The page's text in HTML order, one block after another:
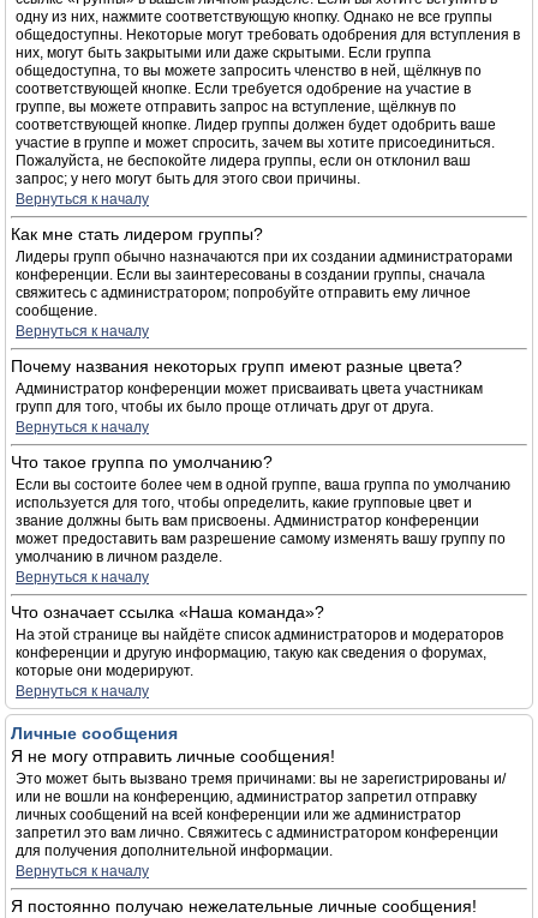
одну из них, нажмите соответствующую кнопку. Однако не все группы
общедоступны. Некоторые могут требовать одобрения для вступления в
них, могут быть закрытыми или даже скрытыми. Если группа
общедоступна, то вы можете запросить членство в ней, щёлкнув по
соответствующей кнопке. Если требуется одобрение на участие в
группе, вы можете отправить запрос на вступление, щёлкнув по
соответствующей кнопке. Лидер группы должен будет одобрить ваше
участие в группе и может спросить, зачем вы хотите присоединиться.
Пожалуйста, не беспокойте лидера группы, если он отклонил ваш
запрос; у него могут быть для этого свои причины.
Вернуться к началу
Как мне стать лидером группы?
Лидеры групп обычно назначаются при их создании администраторами
конференции. Если вы заинтересованы в создании группы, сначала
свяжитесь с администратором; попробуйте отправить ему личное
сообщение.
Вернуться к началу
Почему названия некоторых групп имеют разные цвета?
Администратор конференции может присваивать цвета участникам
групп для того, чтобы их было проще отличать друг от друга.
Вернуться к началу
Что такое группа по умолчанию?
Если вы состоите более чем в одной группе, ваша группа по умолчанию
используется для того, чтобы определить, какие групповые цвет и
звание должны быть вам присвоены. Администратор конференции
может предоставить вам разрешение самому изменять вашу группу по
умолчанию в личном разделе.
Вернуться к началу
Что означает ссылка «Наша команда»?
На этой странице вы найдёте список администраторов и модераторов
конференции и другую информацию, такую как сведения о форумах,
которые они модерируют.
Вернуться к началу
Личные сообщения
Я не могу отправить личные сообщения!
Это может быть вызвано тремя причинами: вы не зарегистрированы и/
или не вошли на конференцию, администратор запретил отправку
личных сообщений на всей конференции или же администратор
запретил это вам лично. Свяжитесь с администратором конференции
для получения дополнительной информации.
Вернуться к началу
Я постоянно получаю нежелательные личные сообщения!